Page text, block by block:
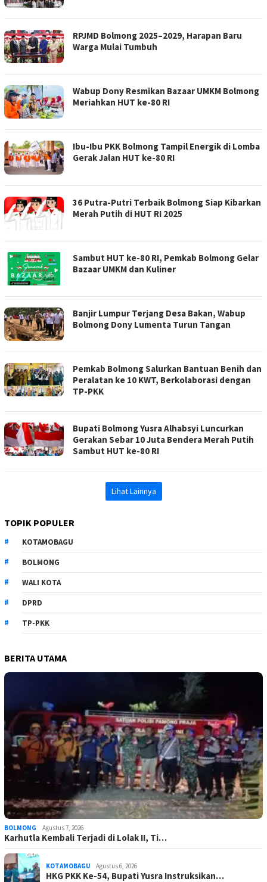
RPJMD Bolmong 2025–2029, Harapan Baru
Warga Mulai Tumbuh
Wabup Dony Resmikan Bazaar UMKM Bolmong
Meriahkan HUT ke-80 RI
Ibu-Ibu PKK Bolmong Tampil Energik di Lomba
Gerak Jalan HUT ke-80 RI
36 Putra-Putri Terbaik Bolmong Siap Kibarkan
Merah Putih di HUT RI 2025
Sambut HUT ke-80 RI, Pemkab Bolmong Gelar
Bazaar UMKM dan Kuliner
Banjir Lumpur Terjang Desa Bakan, Wabup
Bolmong Dony Lumenta Turun Tangan
Pemkab Bolmong Salurkan Bantuan Benih dan
Peralatan ke 10 KWT, Berkolaborasi dengan
TP-PKK
Bupati Bolmong Yusra Alhabsyi Luncurkan
Gerakan Sebar 10 Juta Bendera Merah Putih
Sambut HUT ke-80 RI
Lihat Lainnya
TOPIK POPULER
KOTAMOBAGU
BOLMONG
WALI KOTA
DPRD
TP-PKK
BERITA UTAMA
BOLMONG Agustus 7, 2026
Karhutla Kembali Terjadi di Lolak II, Ti…
KOTAMOBAGU Agustus 6, 2026
HKG PKK Ke-54, Bupati Yusra Instruksikan…